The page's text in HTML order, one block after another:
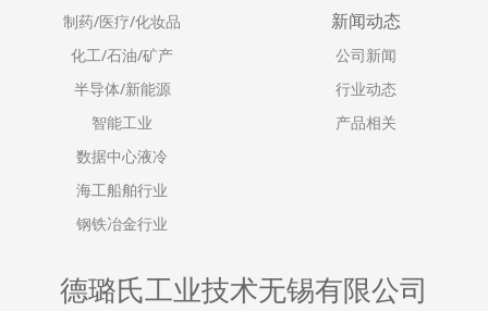
制药/医疗/化妆品
化工/石油/矿产
半导体/新能源
智能工业
数据中心液冷
海工船舶行业
钢铁冶金行业
新闻动态
公司新闻
行业动态
产品相关
德璐氏工业技术无锡有限公司